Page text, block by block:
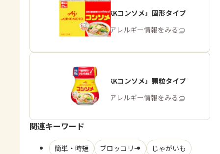
「味の素KKコンソメ」固形タイプ
商品・アレルギー情報をみる
「味の素KKコンソメ」顆粒タイプ
商品・アレルギー情報をみる
関連キーワード
簡単・時短 ブロッコリー
じゃがいも